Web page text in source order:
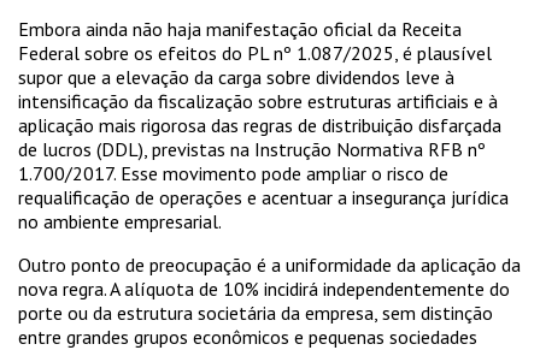
Embora ainda não haja manifestação oficial da Receita
Federal sobre os efeitos do PL nº 1.087/2025, é plausível
supor que a elevação da carga sobre dividendos leve à
intensificação da fiscalização sobre estruturas artificiais e à
aplicação mais rigorosa das regras de distribuição disfarçada
de lucros (DDL), previstas na Instrução Normativa RFB nº
1.700/2017. Esse movimento pode ampliar o risco de
requalificação de operações e acentuar a insegurança jurídica
no ambiente empresarial.
Outro ponto de preocupação é a uniformidade da aplicação da
nova regra. A alíquota de 10% incidirá independentemente do
porte ou da estrutura societária da empresa, sem distinção
entre grandes grupos econômicos e pequenas sociedades